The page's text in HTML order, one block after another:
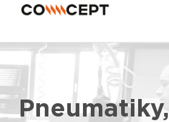
Pneumatiky,